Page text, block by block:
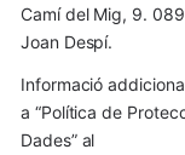
Camí del Mig, 9.
Joan Despí.
Informació
a “Política de
Dades” al